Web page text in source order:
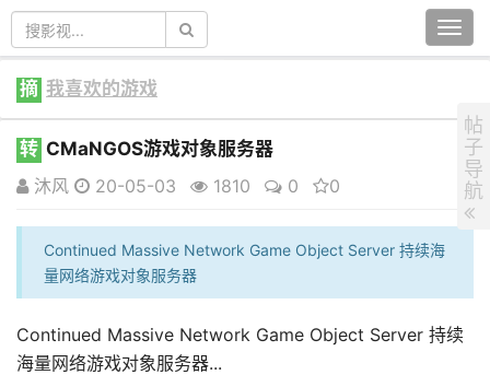
摘 我喜欢的游戏
转 CMaNGOS游戏对象服务器
沐风
20-05-03 1810 0 0
Continued Massive Network Game Object Server 持续海
量网络游戏对象服务器
Continued Massive Network Game Object Server 持续
海量网络游戏对象服务器...
帖
子
导
航